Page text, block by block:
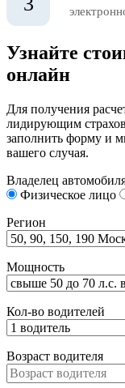
Узнайте
онлайн
Для получения
лидирующим
заполнить форму и
вашего случая.
Владелец
Физическое лицо
Регион
Мощность
Кол-во водителей
Возраст водителя